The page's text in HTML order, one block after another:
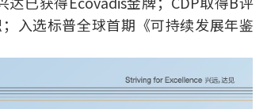
入选标普全球首期《可持续发展年鉴